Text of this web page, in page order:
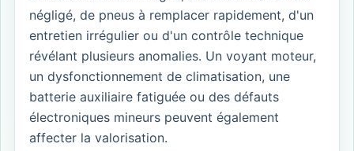
négligé, de pneus à remplacer rapidement, d'un
entretien irrégulier ou d'un contrôle technique
révélant plusieurs anomalies. Un voyant moteur,
un dysfonctionnement de climatisation, une
batterie auxiliaire fatiguée ou des défauts
électroniques mineurs peuvent également
affecter la valorisation.